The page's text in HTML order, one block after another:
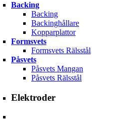
Backing
Backing
Backinghållare
Kopparplattor
Formsvets
Formsvets Rälsstål
Påsvets
Påsvets Mangan
Påsvets Rälsstål
Elektroder